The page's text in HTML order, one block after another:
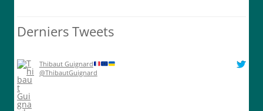
Derniers Tweets
Thibaut Guignard
@ThibautGuignard